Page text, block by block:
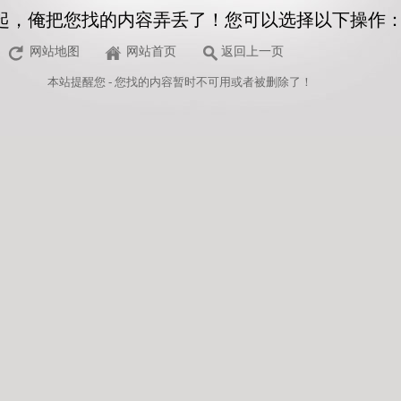
，俺把您找的内容弄丢了！您可以选择以下操作
网站地图 网站首页 返回上一页
本站提醒您 - 您找的内容暂时不可用或者被删除了！